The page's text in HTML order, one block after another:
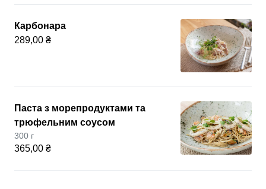
Карбонара
289,00 ₴
Паста з морепродуктами та
трюфельним соусом
300 г
365,00 ₴